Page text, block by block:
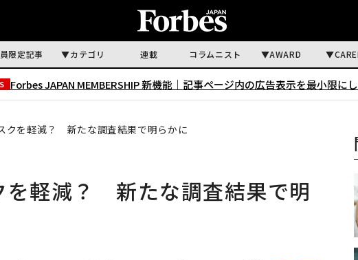
限定記事 カテゴリ 連載 コラムニスト AWARD
Forbes JAPAN MEMBERSHIP 新機能｜ 記事ページ内の広告表示を最小限に
クを軽減？ 新たな調査結果で明らかに
を軽減？ 新たな調査結果で明